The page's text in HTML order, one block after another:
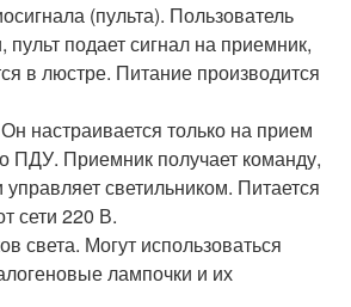
(пульта). Пользователь
пульт подает сигнал на приемник,
в люстре. Питание производится
настраивается только на прием
ПДУ. Приемник получает команду,
управляет светильником. Питается
сети 220 В.
света. Могут использоваться
лампочки и их